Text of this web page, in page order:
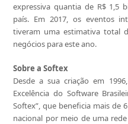
expressiva quantia de R$ 1,5
país. Em 2017, os eventos
tiveram uma estimativa total
negócios para este ano.
Sobre a Softex
Desde a sua criação em
Excelência do Software
Softex”, que beneficia mais
nacional por meio de uma